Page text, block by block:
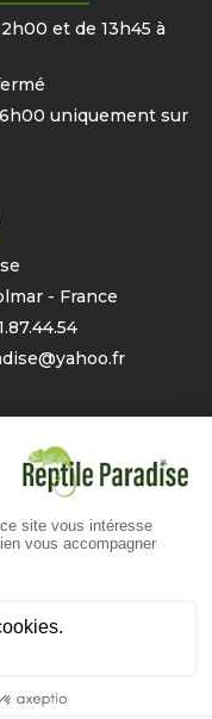
et de 13h45 à
uniquement sur
- France